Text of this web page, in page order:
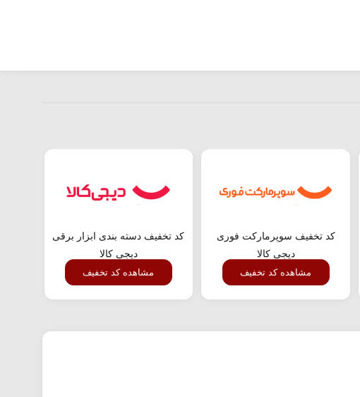
کد تخفیف سوپرمارکت فوری
دیجی کالا
مشاهده کد تخفیف
کد تخفیف دسته بندی ابزار برقی
دیجی کالا
مشاهده کد تخفیف